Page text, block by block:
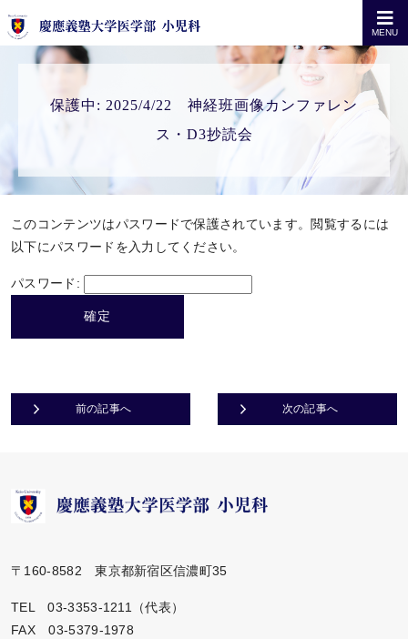
MENU
保護中: 2025/4/22 神経班画像カンファレン
ス・D3抄読会
このコンテンツはパスワードで保護されています。閲覧するには
以下にパスワードを入力してください。
パスワード:
前の記事へ 次の記事へ
〒160-8582 東京都新宿区信濃町35
TEL 03-3353-1211（代表）
FAX 03-5379-1978